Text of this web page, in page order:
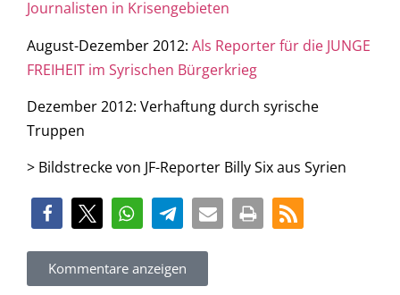
Journalisten in Krisengebieten
August-Dezember 2012: Als Reporter für die JUNGE
FREIHEIT im Syrischen Bürgerkrieg
Dezember 2012: Verhaftung durch syrische
Truppen
> Bildstrecke von JF-Reporter Billy Six aus Syrien
Kommentare anzeigen